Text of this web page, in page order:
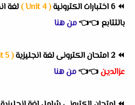
⏪ 6 اختبارات الكترونية ( Unit 4 )
لغة
بالتتابع 👈
👈من هنا
⏪ 2 امتحان الكترونى لغة انجليزية ( unit 5 )
عزالدين👈
👈من هنا